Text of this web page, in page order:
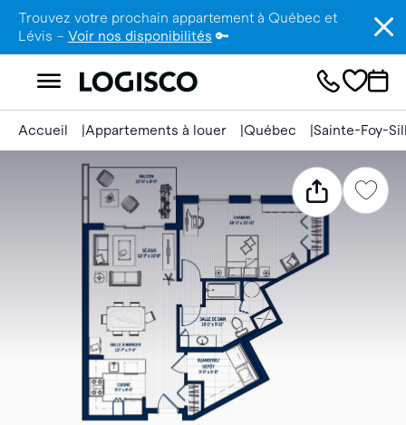
Trouvez votre prochain appartement à Québec et
Lévis – Voir nos disponibilités 🔑
Accueil Appartements à louer Québec Sainte-Foy-